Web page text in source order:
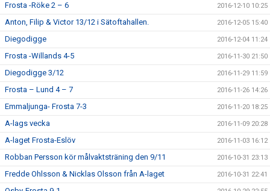
Frosta -Röke 2 – 6 2016-12-10 10:25
Anton, Filip & Victor 13/12 i Sätoftahallen. 2016-12-05 15:40
Diegodigge 2016-12-04 11:24
Frosta -Willands 4-5 2016-11-30 21:50
Diegodigge 3/12 2016-11-29 11:59
Frosta – Lund 4 – 7 2016-11-26 14:26
Emmaljunga- Frosta 7-3 2016-11-20 18:25
A-lags vecka 2016-11-09 20:28
A-laget Frosta-Eslöv 2016-11-03 16:12
Robban Persson kör målvaktsträning den 9/11 2016-10-31 23:13
Fredde Ohlsson & Nicklas Olsson från A-laget 2016-10-31 22:41